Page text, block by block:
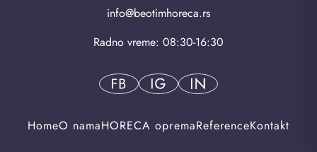
info@beotimhoreca.rs
Radno vreme: 08:30-16:30
HomeO namaHORECA opremaReferenceKontakt